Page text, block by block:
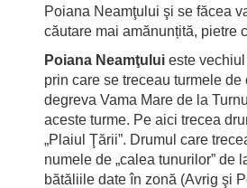
Poiana Neamţului şi se făcea
căutare mai amănunțită, pietre
Poiana Neamţului este
prin care se treceau turmele
degreva Vama Mare de la
aceste turme. Pe aici trecea
„Plaiul Ţării”. Drumul care
numele de „calea tunurilor” de
bătăliile date în zonă (Avrig şi